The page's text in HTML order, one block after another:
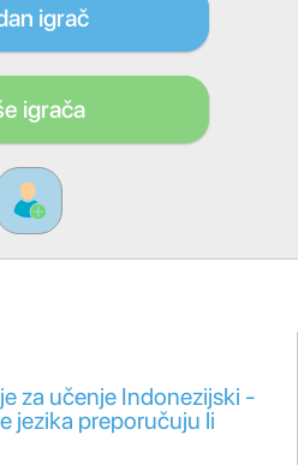
igrač
igrača
za učenje Indonezijski -
jezika preporučuju li